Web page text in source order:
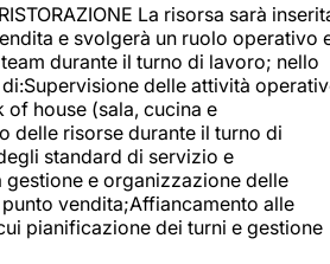
La risorsa sarà
e svolgerà un ruolo operativo
durante il turno di lavoro; nello
delle attività
of house (sala, cucina e
delle risorse durante il turno di
standard di servizio e
e organizzazione delle
vendita;Affiancamento alle
pianificazione dei turni e gestione